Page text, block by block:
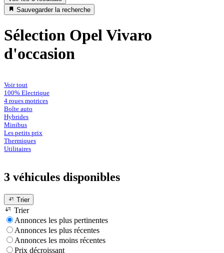
Sauvegarder la recherche
Sélection Opel Vivaro
d'occasion
Voir tout
100% Electrique
4 roues motrices
Boîte auto
Hybrides
Minibus
Les petits prix
Thermiques
Utilitaires
3 véhicules disponibles
Trier
Trier
Annonces les plus pertinentes
Annonces les plus récentes
Annonces les moins récentes
Prix décroissant